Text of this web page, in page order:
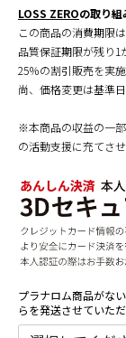
LOSS ZEROの取り組
この商品の消費期限は
品質保証期限が残り1
25％の割引販売を実施
尚、価格変更は基準
※本商品の収益の一
の活動支援に充てさ
プラナロム商品がな
らを発送させていた